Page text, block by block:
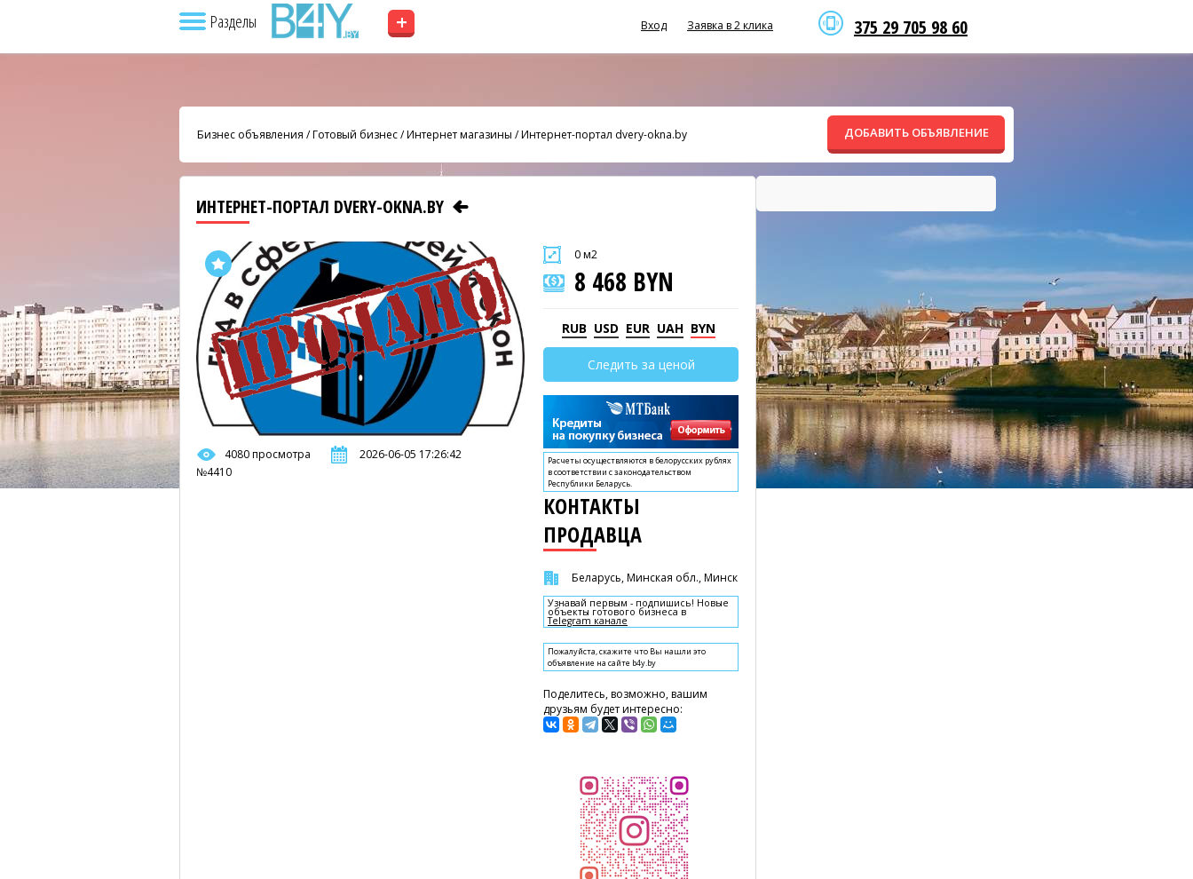
Разделы + 375 29 705 98 60
Вход Заявка в 2 клика
Бизнес объявления /Готовый бизнес/Интернет магазины /Интернет-портал dvery-okna.by ДОБАВИТЬ ОБЪЯВЛЕНИЕ
ИНТЕРНЕТ-ПОРТАЛ DVERY-OKNA.BY
4080 просмотра
2026-06-05 17:26:42
№4410
0 м2
8 468 BYN
RUB USD EUR UAH BYN
Следить за ценой
Расчеты осуществляются в белорусских рублях
в соответствии с законодательством
Республики Беларусь.
КОНТАКТЫ
ПРОДАВЦА
Беларусь, Минская обл., Минск
Узнавай первым - подпишись! Новые
объекты готового бизнеса в
Telegram канале
Пожалуйста, скажите что Вы нашли это
объявление на сайте b4y.by
Поделитесь, возможно, вашим
друзьям будет интересно: